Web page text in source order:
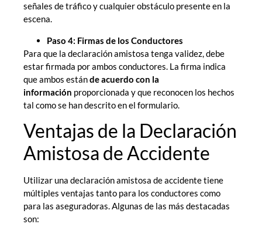
señales de tráfico y cualquier obstáculo presente en la
escena.
Paso 4: Firmas de los Conductores
Para que la declaración amistosa tenga validez, debe
estar firmada por ambos conductores. La firma indica
que ambos estánde acuerdo con la
información proporcionada y que reconocen los hechos
tal como se han descrito en el formulario.
Ventajas de la Declaración
Amistosa de Accidente
Utilizar una declaración amistosa de accidente tiene
múltiples ventajas tanto para los conductores como
para las aseguradoras. Algunas de las más destacadas
son: